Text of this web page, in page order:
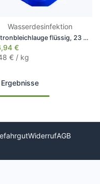
Wasserdesinfektion
Natronbleichlauge flüssig, 23 kg
€
€ / kg
WiderrufAGB